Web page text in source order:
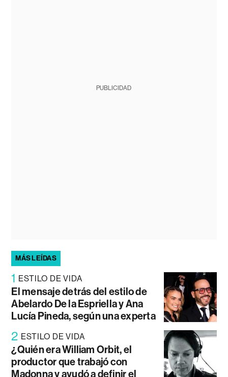
PUBLICIDAD
MÁS LEÍDAS
1 ESTILO DE VIDA
El mensaje detrás del estilo de
Abelardo De la Espriella y Ana
Lucía Pineda, según una experta
2 ESTILO DE VIDA
¿Quién era William Orbit, el
productor que trabajó con
Madonna y ayudó a definir el